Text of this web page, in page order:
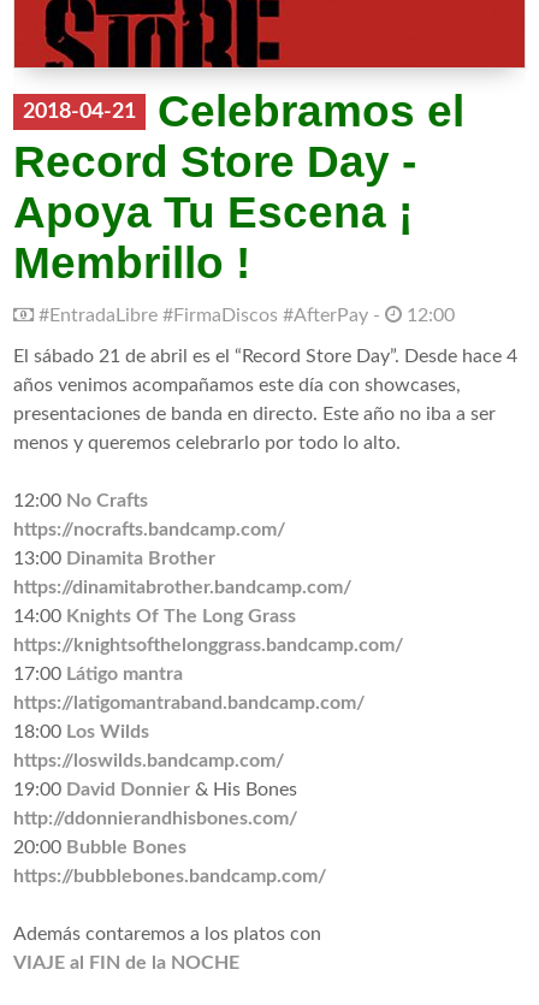
2018-04-21
Celebramos el
Record Store Day -
Apoya Tu Escena ¡
Membrillo !
#EntradaLibre #FirmaDiscos #AfterPay - 12:00
El sábado 21 de abril es el “Record Store Day”. Desde hace 4
años venimos acompañamos este día con showcases,
presentaciones de banda en directo. Este año no iba a ser
menos y queremos celebrarlo por todo lo alto.
12:00 No Crafts
https://nocrafts.bandcamp.com/
13:00 Dinamita Brother
https://dinamitabrother.bandcamp.com/
14:00 Knights Of The Long Grass
https://knightsofthelonggrass.bandcamp.com/
17:00 Látigo mantra
https://latigomantraband.bandcamp.com/
18:00 Los Wilds
https://loswilds.bandcamp.com/
19:00 David Donnier & His Bones
http://ddonnierandhisbones.com/
20:00 Bubble Bones
https://bubblebones.bandcamp.com/
Además contaremos a los platos con
VIAJE al FIN de la NOCHE